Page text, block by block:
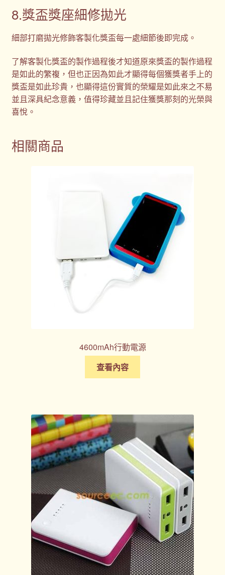
8.獎盃獎座細修拋光
細部打磨拋光修飾客製化獎盃每一處細節後即完成。
了解客製化獎盃的製作過程後才知道原來獎盃的製作過程
是如此的繁複，但也正因為如此才顯得每個獲獎者手上的
獎盃是如此珍貴，也顯得這份實質的榮耀是如此來之不易
並且深具紀念意義，值得珍藏並且記住獲獎那刻的光榮與
喜悅。
相關商品
4600mAh行動電源
查看內容